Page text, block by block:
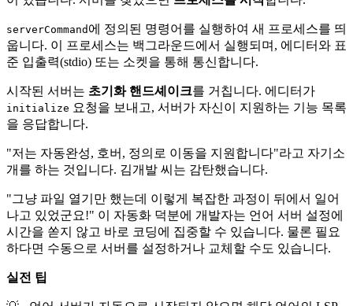
serverCommand 에 정의된 명령어를 실행하여 새 프로세스를 띄
웁니다. 이 프로세스는 백그라운드에서 실행되며, 에디터와 표
준 입출력(stdio) 또는 소켓을 통해 통신합니다.
시작된 서버는 초기화 핸드셰이크를 거칩니다. 에디터가
initialize 요청을 보내고, 서버가 자신이 지원하는 기능 목록
을 응답합니다.
"저는 자동완성, 호버, 정의로 이동을 지원합니다"라고 자기소
개를 하는 것입니다. 김개발 씨는 감탄했습니다.
"그냥 파일 열기만 했는데 이렇게 복잡한 과정이 뒤에서 일어
나고 있었군요!" 이 자동화 덕분에 개발자는 언어 서버 설정에
시간을 쏟지 않고 바로 코딩에 집중할 수 있습니다. 물론 필요
하다면 수동으로 서버를 설정하거나 교체할 수도 있습니다.
실전 팁